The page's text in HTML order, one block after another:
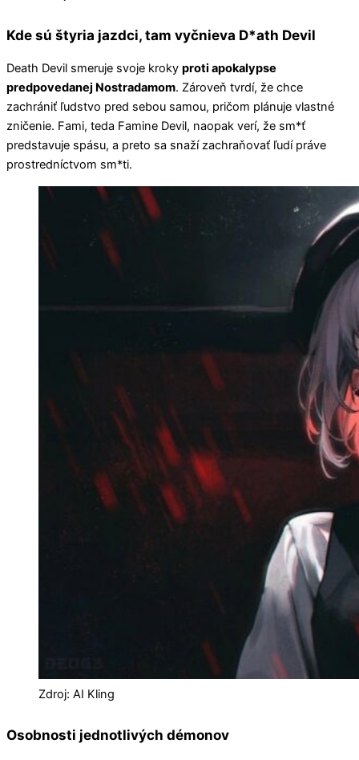
Kde sú štyria jazdci, tam vyčnieva D*ath Devil
Death Devil smeruje svoje kroky proti apokalypse
predpovedanej Nostradamom. Zároveň tvrdí, že chce
zachrániť ľudstvo pred sebou samou, pričom plánuje vlastné
zničenie. Fami, teda Famine Devil, naopak verí, že sm*ť
predstavuje spásu, a preto sa snaží zachraňovať ľudí práve
prostredníctvom sm*ti.
Zdroj: AI Kling
Osobnosti jednotlivých démonov